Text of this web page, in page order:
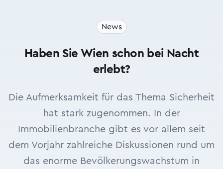
News
Haben Sie Wien schon bei Nacht
erlebt?
Die Aufmerksamkeit für das Thema Sicherheit
hat stark zugenommen. In der
Immobilienbranche gibt es vor allem seit
dem Vorjahr zahlreiche Diskussionen rund um
das enorme Bevölkerungswachstum in